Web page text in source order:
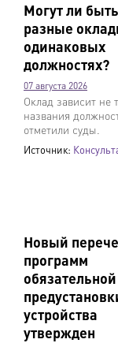
Могут ли быть
разные
одинаковых
должностях?
07 августа 2026
Оклад зависит не
названия
отметили суды.
Источник:
Новый
программ
обязательной
устройства
утвержден